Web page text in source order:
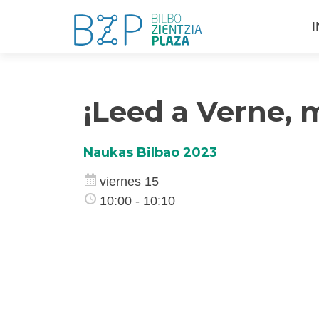
¡Leed a Verne,
Naukas Bilbao 2023
viernes 15
10:00 - 10:10